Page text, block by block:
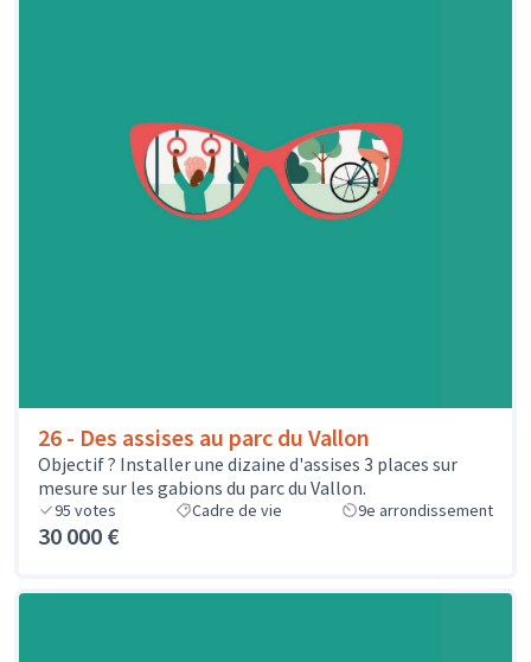
26 - Des assises au parc du Vallon
Objectif ? Installer une dizaine d'assises 3 places sur
mesure sur les gabions du parc du Vallon.
95 votes Cadre de vie 9e arrondissement
30 000 €